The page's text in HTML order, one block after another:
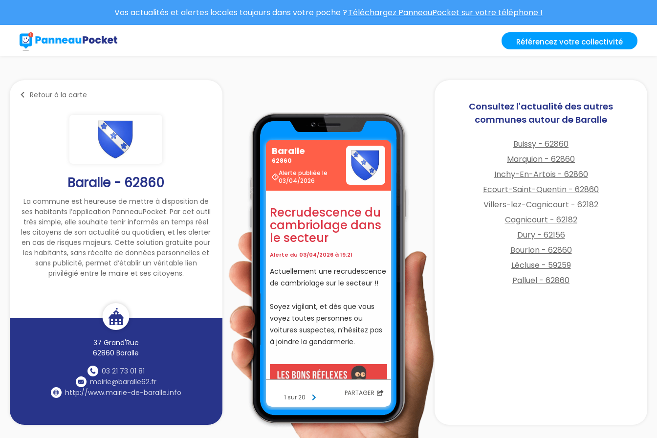
Vos actualités et alertes locales toujours dans votre poche ?Téléchargez PanneauPocket sur votre téléphone !
Référencez votre collectivité
Retour à la carte
Baralle - 62860
La commune est heureuse de mettre à disposition de
ses habitants l’application PanneauPocket. Par cet outil
très simple, elle souhaite tenir informés en temps réel
les citoyens de son actualité au quotidien, et les alerter
en cas de risques majeurs. Cette solution gratuite pour
les habitants, sans récolte de données personnelles et
sans publicité, permet d’établir un véritable lien
privilégié entre le maire et ses citoyens.
37 Grand'Rue
62860 Baralle
03 21 73 01 81
mairie@baralle62.fr
http://www.mairie-de-baralle.info
Baralle
62860
Alerte publiée le
03/04/2026
Recrudescence du
cambriolage dans
le secteur
Alerte du 03/04/2026 à 19:21
Actuellement une recrudescence
de cambriolage sur le secteur !!
Soyez vigilant, et dès que vous
voyez toutes personnes ou
voitures suspectes, n’hésitez pas
à joindre la gendarmerie.
1 sur 20 PARTAGER
Consultez l'actualité des autres
communes autour de Baralle
Buissy - 62860
Marquion - 62860
Inchy-En-Artois - 62860
Ecourt-Saint-Quentin - 62860
Villers-lez-Cagnicourt - 62182
Cagnicourt - 62182
Dury - 62156
Bourlon - 62860
Lécluse - 59259
Palluel - 62860